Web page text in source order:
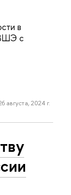
в
с
августа, 2024 г.